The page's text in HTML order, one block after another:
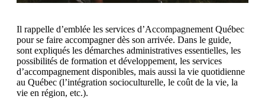
Il rappelle d’emblée les services d’Accompagnement Québec
pour se faire accompagner dès son arrivée. Dans le guide,
sont expliqués les démarches administratives essentielles, les
possibilités de formation et développement, les services
d’accompagnement disponibles, mais aussi la vie quotidienne
au Québec (l’intégration socioculturelle, le coût de la vie, la
vie en région, etc.).